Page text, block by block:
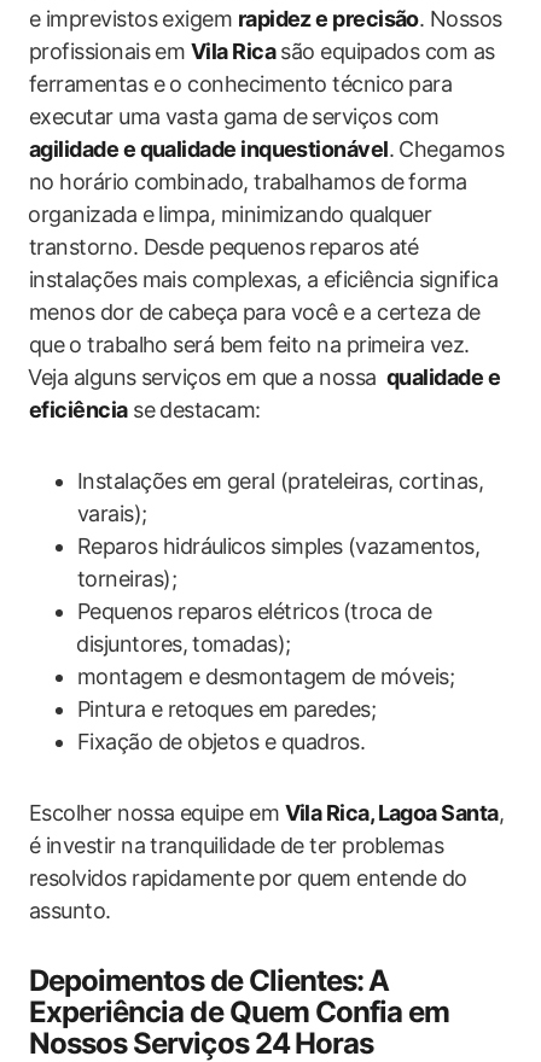
e imprevistos exigem rapidez e precisão. Nossos
profissionais em Vila‍ Ricasão equipados com as
ferramentas e o conhecimento técnico ⁣para
executar uma vasta gama de serviços com
agilidade e qualidade inquestionável. Chegamos
no horário combinado, trabalhamos de ⁤forma
⁤organizada e limpa, minimizando⁤ qualquer ​
transtorno. Desde pequenos ‌reparos⁤ até
instalações mais complexas, a eficiência significa
menos‌ dor de ‌cabeça⁣ para você e‍ a‍ certeza de⁤
que⁣ o​ trabalho será bem feito na primeira vez.
⁣Veja alguns serviços em ‌que a nossa ⁣ qualidade e
eficiênciase‍ destacam:
Instalações em geral (prateleiras, cortinas,
varais);
Reparos hidráulicos simples (vazamentos,
torneiras);
Pequenos reparos elétricos⁣ (troca de
⁤disjuntores, tomadas);
montagem‌ e desmontagem de móveis;
Pintura e retoques em ⁢paredes;
Fixação de objetos e quadros.
Escolher nossa equipe em Vila Rica, ​Lagoa Santa,
é investir na tranquilidade de ter problemas ​
resolvidos rapidamente⁣ por quem entende do
assunto.
Depoimentos ⁢de‍ Clientes: ⁤A
Experiência de Quem Confia em
Nossos Serviços 24⁣ Horas